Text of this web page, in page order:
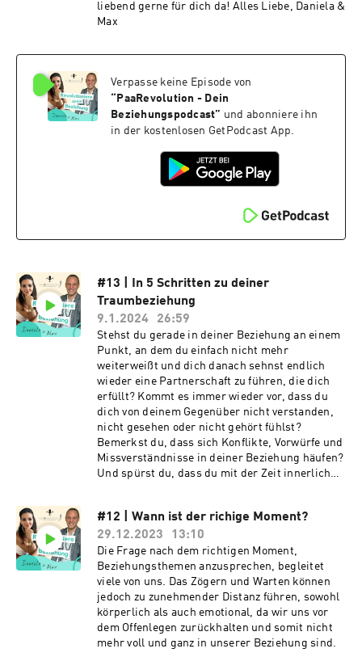
Über Daniela & Max:
leben und lieben, das was wir in unserer Arbeit lehren,
authentisch und herzlich täglich in unserer eigenen
Als Patchworkfamily, Liebes – und Businesspaar kennen wir die
aus eigener Erfahrung und verstehen unsere Partnerschaft als
ein intensives Forschungsprojekt.
Aus unserer Sicht heraus ist auf dieser Welt ein radikaler
Wandel in der Art und Weise, wie wir Menschen unsere
Beziehungen führen dringend notwendig. Unsere Generation
hat, trotz der aktuell wilden Zeiten, die Möglichkeit viele
kollektive und Individuelle Wunden und Verletzungen in
Heilung zu bringen und so eine wirkliche Veränderung in Gang
begleiten. Es ist uns beiden ein Anliegen, das Geschenk, das
wir, durch die Unterstützung vieler besonderer Lehrer*Innen,
in unserer Beziehung auspacken durften, weiterzureichen und
damit eine Unterstützung für Partnerschaften zu sein, die
bereit sind in ihrer Beziehung neue Wege zu gehen.
Unser Wunsch ist es gemeinsam mit euch und vielen anderen
Paaren ein neues Bild von erfüllten, wachen und glücklichen
liebend gerne für dich da! Alles Liebe, Daniela &
Max
Verpasse keine Episode von
“ PaaRevolution - Dein
Beziehungspodcast” und abonniere ihn
in der kostenlosen GetPodcast App.
#13 | In 5 Schritten zu deiner
Traumbeziehung
9.1.2024
26:59
Stehst du gerade in deiner Beziehung an einem
Punkt, an dem du einfach nicht mehr
weiterweißt und dich danach sehnst endlich
wieder eine Partnerschaft zu führen, die dich
erfüllt? Kommt es immer wieder vor, dass du
dich von deinem Gegenüber nicht verstanden,
nicht gesehen oder nicht gehört fühlst?
Bemerkst du, dass sich Konflikte, Vorwürfe und
Missverständnisse in deiner Beziehung häufen?
Und spürst du, dass du mit der Zeit innerlich
Vielleicht denkst du sogar: … Es ist normal,
dass man sich mit der Zeit als Paar
auseinanderlebt… … So wird Beziehung wohl
einfach sein… … Über Trennung nach? Dabei
wünschst du dir eigentlich nichts mehr als eine
Partnerschaft, in der du dich geliebt fühlst,
verstanden wirst und gemeinsame
Weiterentwicklung möglich ist? Dann ist diese
Podcastfolge genau das richtige für dich!
#12 | Wann ist der richige Moment?
29.12.2023
13:10
Die Frage nach dem richtigen Moment,
Beziehungsthemen anzusprechen, begleitet
viele von uns. Das Zögern und Warten können
jedoch zu zunehmender Distanz führen, sowohl
körperlich als auch emotional, da wir uns vor
dem Offenlegen zurückhalten und somit nicht
mehr voll und ganz in unserer Beziehung sind.